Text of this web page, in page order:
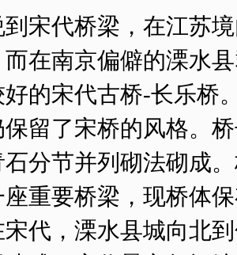
代桥梁，在江苏境
在南京偏僻的溧水
的宋代古桥-长乐桥
留了宋桥的风格。
分节并列砌法砌成
座重要桥梁，现桥体
，溧水县城向北到